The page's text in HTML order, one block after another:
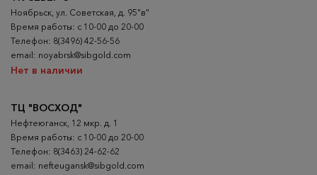
Ноябрьск, ул. Советская, д. 95"в"
Время работы: с 10-00 до 20-00
Телефон: 8(3496) 42-56-56
email: noyabrsk@sibgold.com
Нет в наличии
ТЦ "ВОСХОД"
Нефтеюганск, 12 мкр. д. 1
Время работы: с 10-00 до 20-00
Телефон: 8(3463) 24-62-62
email: nefteugansk@sibgold.com